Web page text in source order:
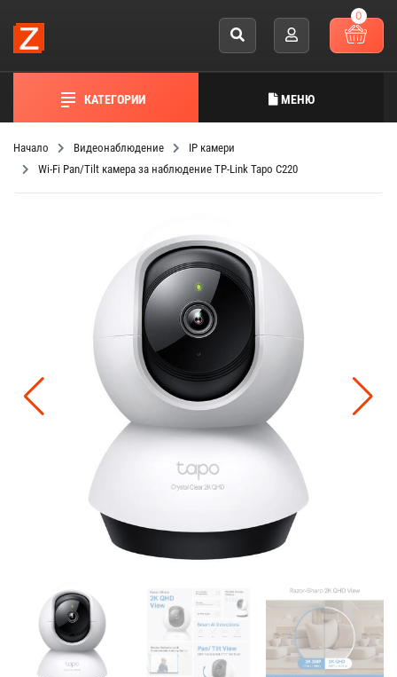
0
КАТЕГОРИИ МЕНЮ
Начало Видеонаблюдение
IP камери
Wi-Fi Pan/Tilt камера за наблюдение TP-Link Tapo C220